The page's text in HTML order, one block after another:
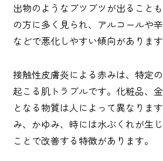
出物のようなブツブツが出ること
の方に多く見られ、アルコールや
などで悪化しやすい傾向があります
接触性皮膚炎による赤みは、特定
起こる肌トラブルです。化粧品、
となる物質は人によって異なりま
み、かゆみ、時には水ぶくれが生
ことで改善する特徴があります。